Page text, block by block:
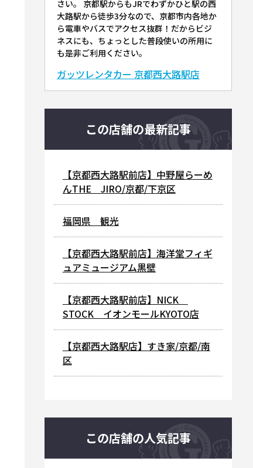
さい。 京都駅からもJRでわずかひと駅の西
大路駅から徒歩3分なので、京都市内各地か
ら電車やバスでアクセス抜群！だからビジ
ネスにも、ちょっとした普段使いの所用に
も是非ご利用ください。
ガッツレンタカー 京都西大路駅店
この店舗の最新記事
【京都西大路駅前店】中野屋らーめ
んTHE JIRO/京都/下京区
福岡県 観光
【京都西大路駅前店】海洋堂フィギ
ュアミュージアム黒壁
【京都西大路駅前店】NICK
STOCK イオンモールKYOTO店
【京都西大路駅店】すき家/京都/南
区
この店舗の人気記事